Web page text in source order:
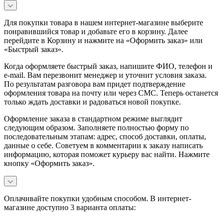
Для покупки товара в нашем интернет-магазине выберите
понравившийся товар и добавьте его в корзину. Далее
перейдите в Корзину и нажмите на «Оформить заказ» или
«Быстрый заказ».
Когда оформляете быстрый заказ, напишите ФИО, телефон и
e-mail. Вам перезвонит менеджер и уточнит условия заказа.
По результатам разговора вам придет подтверждение
оформления товара на почту или через СМС. Теперь останется
только ждать доставки и радоваться новой покупке.
Оформление заказа в стандартном режиме выглядит
следующим образом. Заполняете полностью форму по
последовательным этапам: адрес, способ доставки, оплаты,
данные о себе. Советуем в комментарии к заказу написать
информацию, которая поможет курьеру вас найти. Нажмите
кнопку «Оформить заказ».
Оплачивайте покупки удобным способом. В интернет-
магазине доступно 3 варианта оплаты: